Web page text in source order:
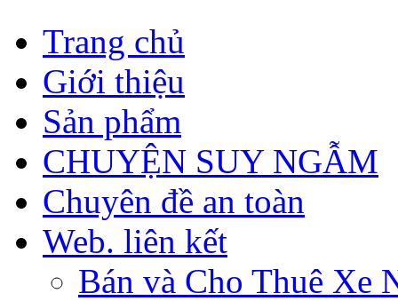
Trang chủ
Giới thiệu
Sản phẩm
CHUYỆN SUY NGẪM
Chuyên đề an toàn
Web. liên kết
Bán và Cho Thuê Xe